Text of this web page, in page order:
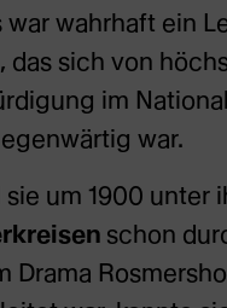
war wahrhaft ein
sich von
im
war.
um 1900 unter
schon
Drama